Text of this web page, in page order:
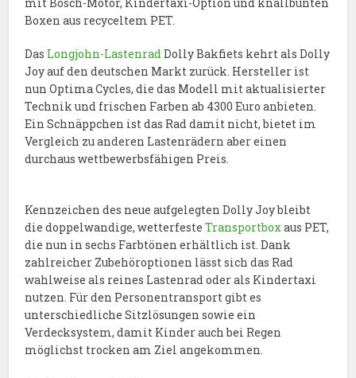
Boxen aus recyceltem PET.
Das Longjohn-Lastenrad Dolly Bakfiets kehrt als Dolly
Joy auf den deutschen Markt zurück. Hersteller ist
nun Optima Cycles, die das Modell mit aktualisierter
Technik und frischen Farben ab 4300 Euro anbieten.
Ein Schnäppchen ist das Rad damit nicht, bietet im
Vergleich zu anderen Lastenrädern aber einen
durchaus wettbewerbsfähigen Preis.
Kennzeichen des neue aufgelegten Dolly Joy bleibt
die doppelwandige, wetterfesteTransportbox aus PET,
die nun in sechs Farbtönen erhältlich ist. Dank
zahlreicher Zubehöroptionen lässt sich das Rad
wahlweise als reines Lastenrad oder als Kindertaxi
nutzen. Für den Personentransport gibt es
unterschiedliche Sitzlösungen sowie ein
Verdecksystem, damit Kinder auch bei Regen
möglichst trocken am Ziel angekommen.